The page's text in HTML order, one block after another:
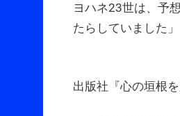
ヨハネ23世は、予
たらしていました」
(
出版社『心の垣根